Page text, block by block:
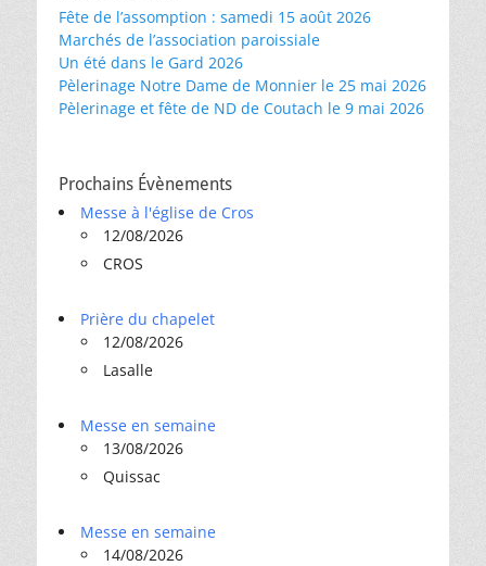
Fête de l’assomption : samedi 15 août 2026
Marchés de l’association paroissiale
Un été dans le Gard 2026
Pèlerinage Notre Dame de Monnier le 25 mai 2026
Pèlerinage et fête de ND de Coutach le 9 mai 2026
Prochains Évènements
Messe à l'église de Cros
12/08/2026
CROS
Prière du chapelet
12/08/2026
Lasalle
Messe en semaine
13/08/2026
Quissac
Messe en semaine
14/08/2026